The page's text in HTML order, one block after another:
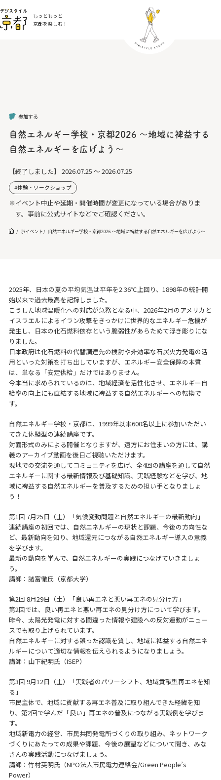
もっともっと
京都を楽しむ！
参加する
自然エネルギー学校・京都2026 ～地域に裨益する
自然エネルギーを広げよう～
【終了しました】 2026.07.25 ～ 2026.07.25
体験・ワークショップ
※イベント中止や延期・開催時間が変更になっている場合がありま
す。事前に公式サイトなどでご確認ください。
京イベント 自然エネルギー学校・京都2026 ～地域に裨益する自然エネルギーを広げよう～
2025年、日本の夏の平均気温は平年を2.36℃上回り、1898年の統計開
始以来で過去最高を記録しました。
こうした地球温暖化への対応が急務となる中、2026年2月のアメリカと
イスラエルによるイラン攻撃をきっかけに世界的なエネルギー危機が
発生し、日本の化石燃料依存という脆弱性があらためて浮き彫りにな
りました。
日本政府は化石燃料の代替調達先の検討や非効率な石炭火力発電の活
用といった対策を打ち出していますが、エネルギー安全保障の本質
は、単なる「安定供給」だけではありません。
今本当に求められているのは、地域経済を活性化させ、エネルギー自
給率の向上にも直結する地域に裨益する自然エネルギーへの転換で
す。
自然エネルギー学校・京都は、1999年以来600名以上に参加いただい
てきた体験型の連続講座です。
対面形式のみによる開催となりますが、遠方にお住まいの方には、講
義のアーカイブ動画を後日ご視聴いただけます。
現地での交流を通してコミュニティを広げ、全4回の講座を通して自然
エネルギーに関する最新情報及び基礎知識、実践経験などを学び、地
域に裨益する自然エネルギーを普及するための担い手となりましょ
う！
第1回 7月25日（土）「気候変動問題と自然エネルギーの最新動向」
連続講座の初回では、自然エネルギーの現状と課題、今後の方向性な
ど、最新動向を知り、地域還元につながる自然エネルギー導入の意義
を学びます。
最新の動向を学んで、自然エネルギーの実践につなげていきましょ
う。
講師：諸富徹氏（京都大学）
第2回 8月29日（土）「良い再エネと悪い再エネの見分け方」
第2回では、良い再エネと悪い再エネの見分け方について学びます。
昨今、太陽光発電に対する間違った情報や建設への反対運動がニュー
スでも取り上げられています。
自然エネルギーに対する誤った認識を質し、地域に裨益する自然エネ
ルギーについて適切な情報を伝えられるようになりましょう。
講師：山下紀明氏（ISEP）
第3回 9月12日（土）「実践者のパワーシフト、地域貢献型再エネを知
る」
市民主体で、地域に貢献する再エネ普及に取り組んできた経緯を知
り、第2回で学んだ「良い」再エネの普及につながる実践例を学びま
す。
地域新電力の経営、市民共同発電所づくりの取り組み、ネットワーク
づくりにあたっての成果や課題、今後の展望などについて聞き、みな
さんの実践活動につなげましょう。
講師：竹村英明氏（NPO法人市民電力連絡会/Green People’s
Power）